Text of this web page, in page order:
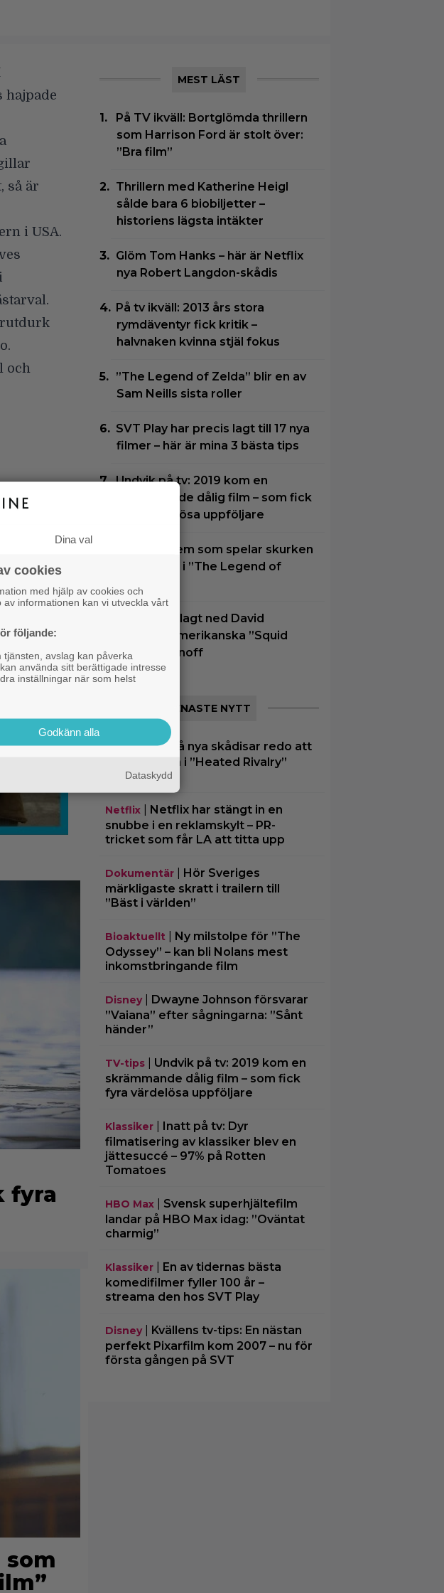
hajpade
så är
i USA.
och
annan
augusti.
fyra
MEST LÄST
På TV ikväll: Bortglömda thrillern
som Harrison Ford är stolt över:
”Bra film”
Thrillern med Katherine Heigl
sålde bara 6 biobiljetter –
historiens lägsta intäkter
Glöm Tom Hanks – här är Netflix
nya Robert Langdon-skådis
På tv ikväll: 2013 års stora
rymdäventyr fick kritik –
halvnaken kvinna stjäl fokus
”The Legend of Zelda” blir en av
Sam Neills sista roller
SVT Play har precis lagt till 17 nya
filmer – här är mina 3 bästa tips
Undvik på tv: 2019 kom en
skrämmande dålig film – som fick
fyra värdelösa uppföljare
Nu vet vi vem som spelar skurken
Ganondorf i ”The Legend of
Netflix har lagt ned David
Finchers amerikanska ”Squid
Game”-spinoff
SENASTE NYTT
HBO Max|Två nya skådisar redo att
skapa drama i ”Heated Rivalry”
säsong 2
Netflix| Netflix har stängt in en
snubbe i en reklamskylt – PR-
tricket som får LA att titta upp
Dokumentär| Hör Sveriges
märkligaste skratt i trailern till
”Bäst i världen”
Bioaktuellt| Ny milstolpe för ”The
Odyssey” – kan bli Nolans mest
inkomstbringande film
Disney| Dwayne Johnson försvarar
”Vaiana” efter sågningarna: ”Sånt
händer”
TV-tips| Undvik på tv: 2019 kom en
skrämmande dålig film – som fick
fyra värdelösa uppföljare
Klassiker| Inatt på tv: Dyr
filmatisering av klassiker blev en
jättesuccé – 97% på Rotten
Tomatoes
HBO Max| Svensk superhjältefilm
landar på HBO Max idag: ”Oväntat
charmig”
Klassiker| En av tidernas bästa
komedifilmer fyller 100 år –
streama den hos SVT Play
Disney| Kvällens tv-tips: En nästan
perfekt Pixarfilm kom 2007 – nu för
första gången på SVT
Dina val
cookies
med hjälp av cookies och
informationen kan vi utveckla vårt
följande:
avslag kan påverka
använda sitt berättigade intresse
inställningar när som helst
Godkänn alla
Dataskydd